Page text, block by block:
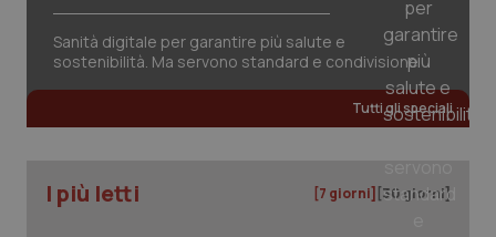
Sanità digitale per garantire più salute e
sostenibilità. Ma servono standard e condivisione
Tutti gli speciali
I più letti [7 giorni] [30 giorni]
CookieScriptConsent
CookieScript
www.quotidianosanita.it
5